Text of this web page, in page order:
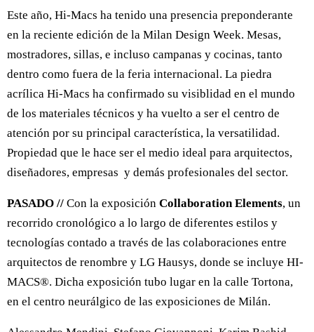
Este año, Hi-Macs ha tenido una presencia preponderante
en la reciente edición de la Milan Design Week. Mesas,
mostradores, sillas, e incluso campanas y cocinas, tanto
dentro como fuera de la feria internacional. La piedra
acrílica Hi-Macs ha confirmado su visiblidad en el mundo
de los materiales técnicos y ha vuelto a ser el centro de
atención por su principal característica, la versatilidad.
Propiedad que le hace ser el medio ideal para arquitectos,
diseñadores, empresas y demás profesionales del sector.
PASADO // Con la exposición Collaboration Elements, un
recorrido cronológico a lo largo de diferentes estilos y
tecnologías contado a través de las colaboraciones entre
arquitectos de renombre y LG Hausys, donde se incluye HI-
MACS®. Dicha exposición tubo lugar en la calle Tortona,
en el centro neurálgico de las exposiciones de Milán.